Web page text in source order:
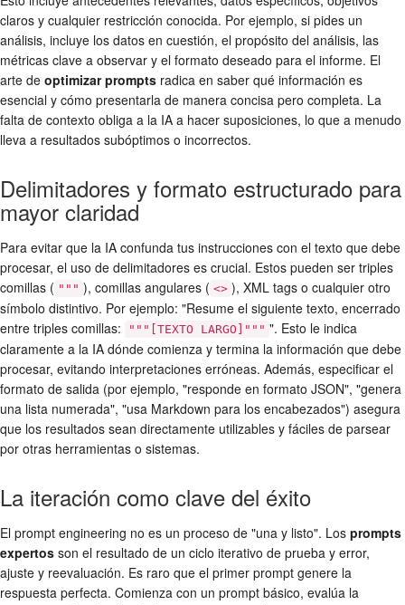
claros y cualquier restricción conocida. Por ejemplo, si pides un
análisis, incluye los datos en cuestión, el propósito del análisis, las
métricas clave a observar y el formato deseado para el informe. El
arte de optimizar prompts radica en saber qué información es
esencial y cómo presentarla de manera concisa pero completa. La
falta de contexto obliga a la IA a hacer suposiciones, lo que a menudo
lleva a resultados subóptimos o incorrectos.
Delimitadores y formato estructurado para
mayor claridad
Para evitar que la IA confunda tus instrucciones con el texto que debe
procesar, el uso de delimitadores es crucial. Estos pueden ser triples
comillas ( """ ), comillas angulares ( <> ), XML tags o cualquier otro
símbolo distintivo. Por ejemplo: "Resume el siguiente texto, encerrado
entre triples comillas:
"""[TEXTO LARGO]""" ". Esto le indica
claramente a la IA dónde comienza y termina la información que debe
procesar, evitando interpretaciones erróneas. Además, especificar el
formato de salida (por ejemplo, "responde en formato JSON", "genera
una lista numerada", "usa Markdown para los encabezados") asegura
que los resultados sean directamente utilizables y fáciles de parsear
por otras herramientas o sistemas.
La iteración como clave del éxito
El prompt engineering no es un proceso de "una y listo". Los prompts
expertos son el resultado de un ciclo iterativo de prueba y error,
ajuste y reevaluación. Es raro que el primer prompt genere la
respuesta perfecta. Comienza con un prompt básico, evalúa la